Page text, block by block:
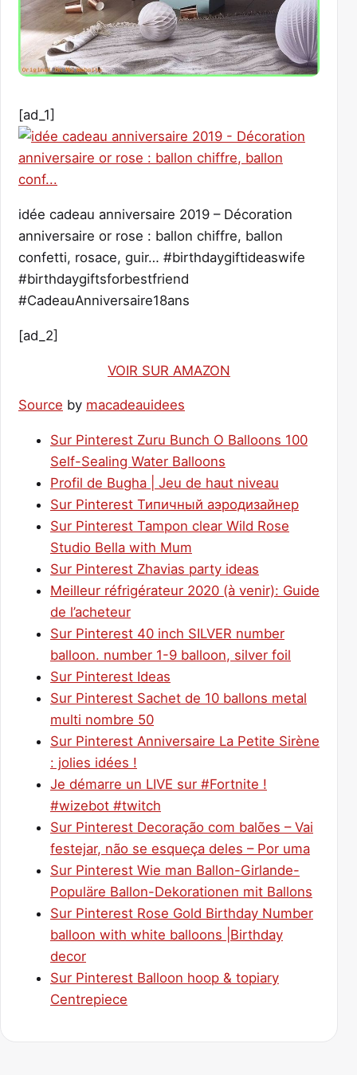
[ad_1]
idée cadeau anniversaire 2019 – Décoration
anniversaire or rose : ballon chiffre, ballon
confetti, rosace, guir… #birthdaygiftideaswife
#birthdaygiftsforbestfriend
#CadeauAnniversaire18ans
[ad_2]
VOIR SUR AMAZON
Source by macadeauidees
Sur Pinterest Zuru Bunch O Balloons 100
Self-Sealing Water Balloons
Profil de Bugha | Jeu de haut niveau
Sur Pinterest Типичный аэродизайнер
Sur Pinterest Tampon clear Wild Rose
Studio Bella with Mum
Sur Pinterest Zhavias party ideas
Meilleur réfrigérateur 2020 (à venir): Guide
de l’acheteur
Sur Pinterest 40 inch SILVER number
balloon. number 1-9 balloon, silver foil
Sur Pinterest Ideas
Sur Pinterest Sachet de 10 ballons metal
multi nombre 50
Sur Pinterest Anniversaire La Petite Sirène
: jolies idées !
Je démarre un LIVE sur #Fortnite !
#wizebot #twitch
Sur Pinterest Decoração com balões – Vai
festejar, não se esqueça deles – Por uma
Sur Pinterest Wie man Ballon-Girlande-
Populäre Ballon-Dekorationen mit Ballons
Sur Pinterest Rose Gold Birthday Number
balloon with white balloons |Birthday
decor
Sur Pinterest Balloon hoop & topiary
Centrepiece